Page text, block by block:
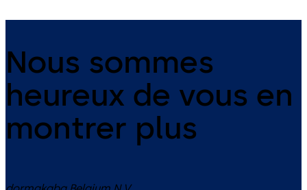
Nous sommes
heureux de vous en
montrer plus